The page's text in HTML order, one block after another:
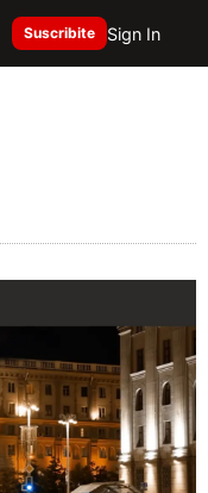
Suscribite Sign In